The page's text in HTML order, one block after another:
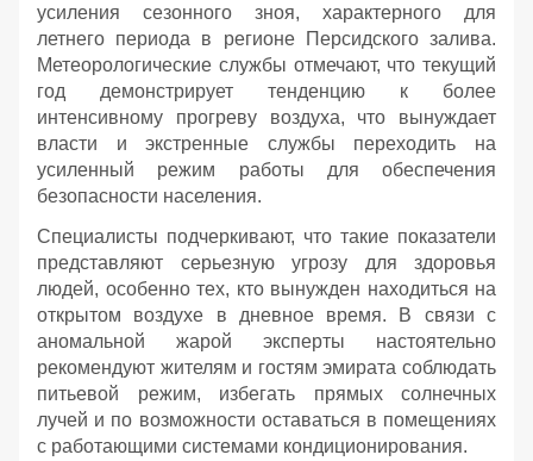
усиления сезонного зноя, характерного для
летнего периода в регионе Персидского залива.
Метеорологические службы отмечают, что текущий
год демонстрирует тенденцию к более
интенсивному прогреву воздуха, что вынуждает
власти и экстренные службы переходить на
усиленный режим работы для обеспечения
безопасности населения.
Специалисты подчеркивают, что такие показатели
представляют серьезную угрозу для здоровья
людей, особенно тех, кто вынужден находиться на
открытом воздухе в дневное время. В связи с
аномальной жарой эксперты настоятельно
рекомендуют жителям и гостям эмирата соблюдать
питьевой режим, избегать прямых солнечных
лучей и по возможности оставаться в помещениях
с работающими системами кондиционирования.